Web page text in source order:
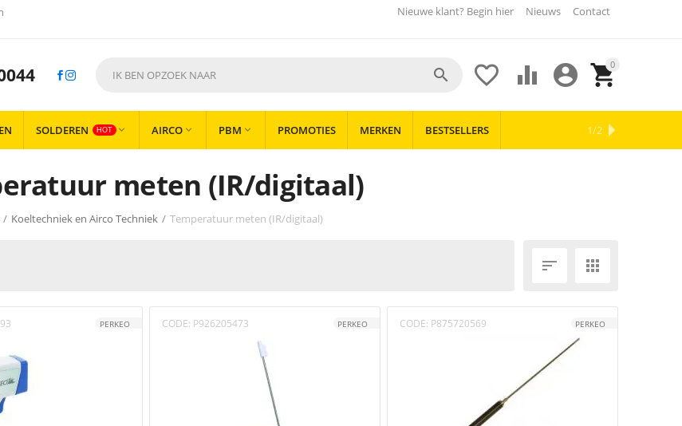
Nieuwe klant? Begin hier Nieuws Contact
0


 

SOLDEREN HOT  AIRCO  PBM  PROMOTIES MERKEN BESTSELLERS 1/2
meten (IR/digitaal)
/ Koeltechniek en Airco Techniek / Temperatuur meten (IR/digitaal)
 
PERKEO CODE: P926205473 PERKEO CODE: P875720569 PERKEO